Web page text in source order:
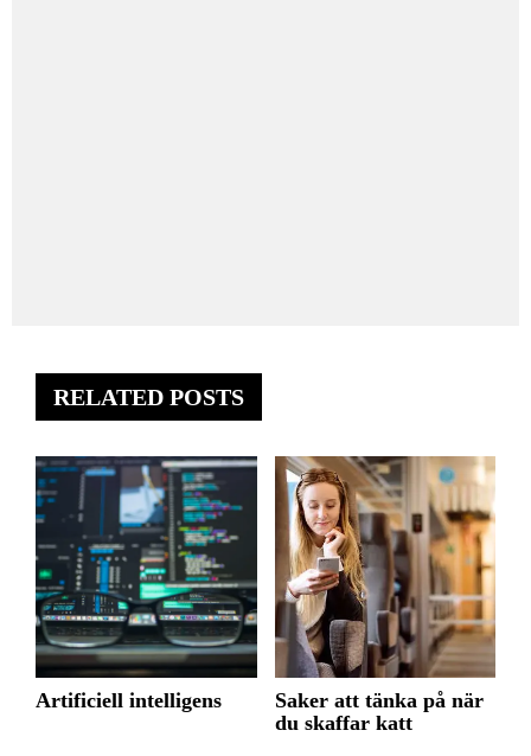
RELATED POSTS
Artificiell intelligens
Saker att tänka på när
du skaffar katt